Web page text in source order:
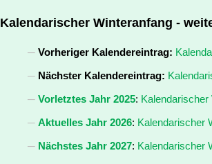
Kalendarischer Winteranfang -
Vorheriger Kalendereintrag:
Nächster Kalendereintrag:
Vorletztes Jahr 2025: Kalendarischer
Aktuelles Jahr 2026: Kalendarischer
Nächstes Jahr 2027: Kalendarischer